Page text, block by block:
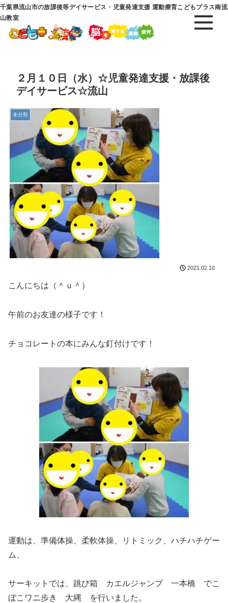
千葉県流山市の放課後等デイサービス・児童発達支援 運動療育こどもプラス南流
山教室
２月１０日（水）☆児童発達支援・放課後
デイサービス☆流山
未分類
2021.02.10
こんにちは（＾ｕ＾）
午前のお友達の様子です！
チョコレートの本にみんな釘付けです！
運動は、準備体操、柔軟体操、リトミック、ハチハチゲー
ム、
サーキットでは、跳び箱 カエルジャンプ 一本橋 でこ
ぼこワニ歩き 大縄 を行いました。